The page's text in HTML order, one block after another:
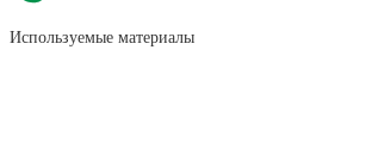
Используемые материалы